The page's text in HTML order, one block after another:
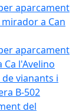
aparcament
a Can
aparcament
Ca l'Avelino
vianants i
B-502
del